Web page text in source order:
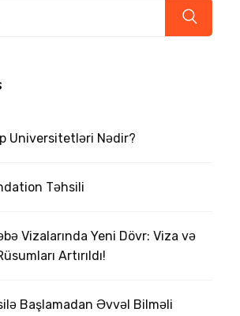
Universitetləri Nədir?
Təhsili
Vizalarında Yeni Dövr: Viza və
Artırıldı!
Başlamadan Əvvəl Bilməli